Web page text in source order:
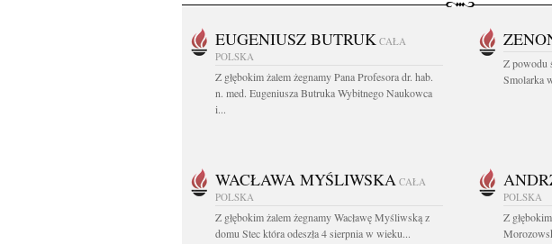
EUGENIUSZ BUTRUK CAŁA
POLSKA
Z głębokim żalem żegnamy Pana Profesora dr. hab.
n. med. Eugeniusza Butruka Wybitnego Naukowca
i...
Z powodu
Smolarka
WACŁAWA MYŚLIWSKA CAŁA
POLSKA
Z głębokim żalem żegnamy Wacławę Myśliwską z
domu Stec która odeszła 4 sierpnia w wieku...
POLSKA
Z